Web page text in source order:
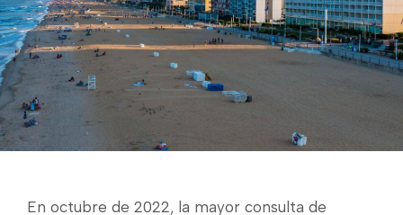
En octubre de 2022, la mayor consulta de